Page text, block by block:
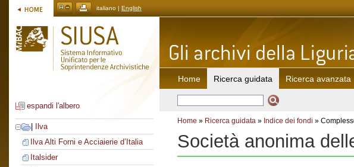
italiano | English
espandi l'albero
Ilva
Ilva Alti Forni e Acciaierie d’Italia
Italsider
Home Ricerca guidata Ricerca avanzata
Home » Ricerca guidata » Indice dei fondi »
Società anonima